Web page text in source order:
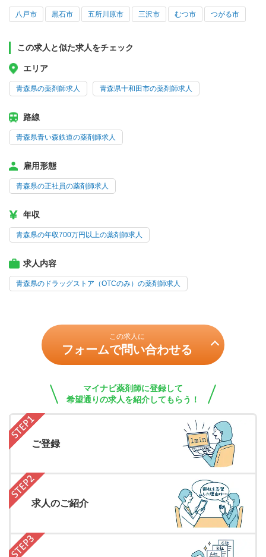
八戸市 黒石市 五所川原市 三沢市 むつ市 つがる市
この求人と似た求人をチェック
エリア
青森県の薬剤師求人 青森県十和田市の薬剤師求人
路線
青森県青い森鉄道の薬剤師求人
雇用形態
青森県の正社員の薬剤師求人
年収
青森県の年収700万円以上の薬剤師求人
求人内容
青森県のドラッグストア（OTCのみ）の薬剤師求人
この求人に
フォームで問い合わせる
マイナビ薬剤師に登録して
希望通りの求人を紹介してもらう！
ご登録
求人のご紹介